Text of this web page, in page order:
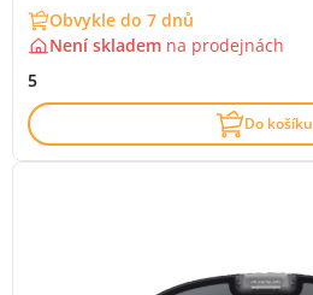
Obvykle do 7 dnů
Není skladem na prodejnách
5
Do košíku